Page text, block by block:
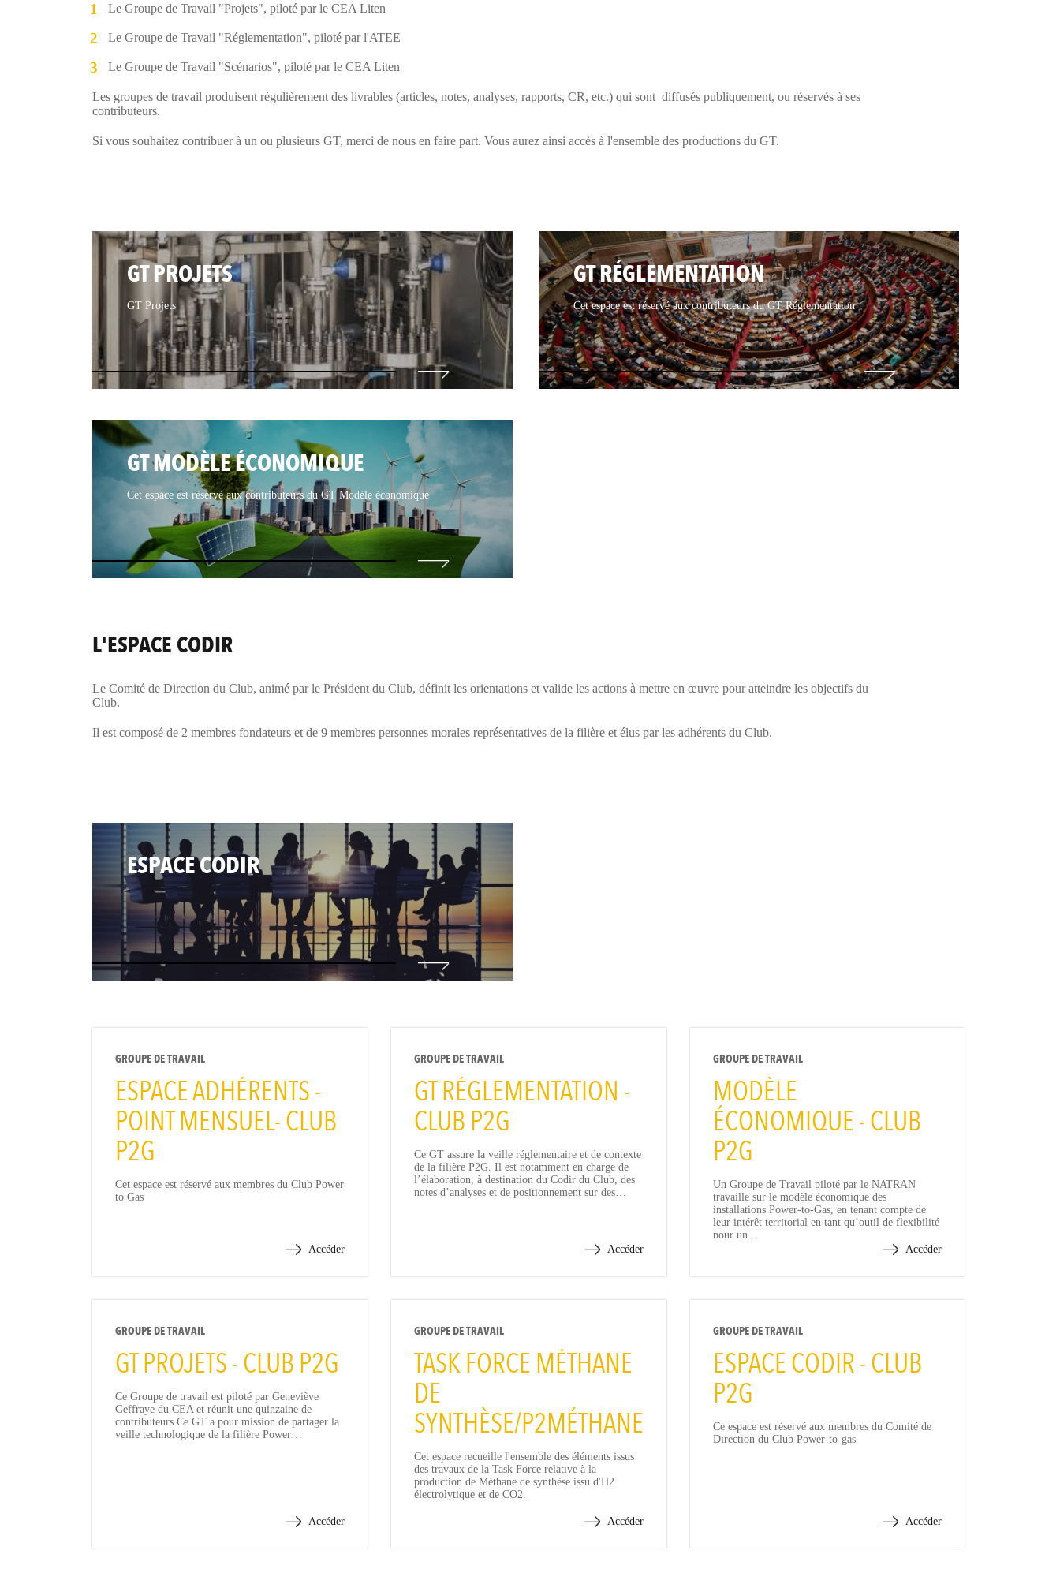
Le Groupe de Travail "Projets", piloté par le CEA Liten
Le Groupe de Travail "Réglementation", piloté par l'ATEE
Le Groupe de Travail "Scénarios", piloté par le CEA Liten
Les groupes de travail produisent régulièrement des livrables (articles, notes, analyses, rapports, CR, etc.) qui sont diffusés publiquement, ou réservés à ses
contributeurs.
Si vous souhaitez contribuer à un ou plusieurs GT, merci de nous en faire part. Vous aurez ainsi accès à l'ensemble des productions du GT.
GT PROJETS
GT Projets
GT RÉGLEMENTATION
Cet espace est réservé aux contributeurs du GT Réglementation
GT MODÈLE ÉCONOMIQUE
Cet espace est réservé aux contributeurs du GT Modèle économique
L'ESPACE CODIR
Le Comité de Direction du Club, animé par le Président du Club, définit les orientations et valide les actions à mettre en œuvre pour atteindre les objectifs du
Club.
Il est composé de 2 membres fondateurs et de 9 membres personnes morales représentatives de la filière et élus par les adhérents du Club.
ESPACE CODIR
GROUPE DE TRAVAIL
ESPACE ADHÉRENTS -
POINT MENSUEL- CLUB
P2G
Cet espace est réservé aux membres du Club Power
to Gas
Accéder
GROUPE DE TRAVAIL
GT RÉGLEMENTATION -
CLUB P2G
Ce GT assure la veille réglementaire et de contexte
de la filière P2G. Il est notamment en charge de
l’élaboration, à destination du Codir du Club, des
notes d’analyses et de positionnement sur des…
Accéder
GROUPE DE TRAVAIL
MODÈLE
ÉCONOMIQUE - CLUB
P2G
Un Groupe de Travail piloté par le NATRAN
travaille sur le modèle économique des
installations Power-to-Gas, en tenant compte de
leur intérêt territorial en tant qu’outil de flexibilité
pour un…
Accéder
GROUPE DE TRAVAIL
GT PROJETS - CLUB P2G
Ce Groupe de travail est piloté par Geneviève
Geffraye du CEA et réunit une quinzaine de
contributeurs.Ce GT a pour mission de partager la
veille technologique de la filière Power…
Accéder
GROUPE DE TRAVAIL
TASK FORCE MÉTHANE
DE
SYNTHÈSE/P2MÉTHANE
Cet espace recueille l'ensemble des éléments issus
des travaux de la Task Force relative à la
production de Méthane de synthèse issu d'H2
électrolytique et de CO2.
Accéder
GROUPE DE TRAVAIL
ESPACE CODIR - CLUB
P2G
Ce espace est réservé aux membres du Comité de
Direction du Club Power-to-gas
Accéder